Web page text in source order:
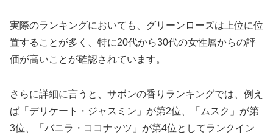
実際のランキングにおいても、グリーンローズは上位に位
置することが多く、特に20代から30代の女性層からの評
価が高いことが確認されています。
さらに詳細に言うと、サボンの香りランキングでは、例え
ば「デリケート・ジャスミン」が第2位、「ムスク」が第
3位、「バニラ・ココナッツ」が第4位としてランクイン